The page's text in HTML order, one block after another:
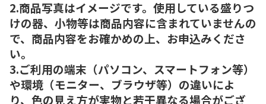
2.商品写真はイメージです。使用している盛りつ
けの器、小物等は商品内容に含まれていませんの
で、商品内容をお確かめの上、お申込みくださ
い。
3.ご利用の端末（パソコン、スマートフォン等）
や環境（モニター、ブラウザ等）の違いによ
り、色の見え方が実物と若干異なる場合がござ